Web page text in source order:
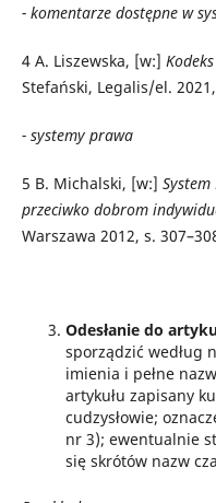
- komentarze dostępne w
4 A. Liszewska, [w:]
Stefański, Legalis/el.
- systemy prawa
5 B. Michalski, [w:]
przeciwko dobrom
Warszawa 2012, s.
Odesłanie do
sporządzić według
imienia i pełne
artykułu zapisany
cudzysłowie;
nr 3); ewentualnie
się skrótów nazw